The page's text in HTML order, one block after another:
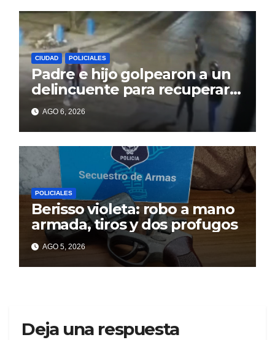
CIUDAD POLICIALES
Padre e hijo golpearon a un
delincuente para recuperar
un celular robado en Berisso
AGO 6, 2026
POLICIALES
Berisso violeta: robo a mano
armada, tiros y dos profugos
AGO 5, 2026
Deja una respuesta